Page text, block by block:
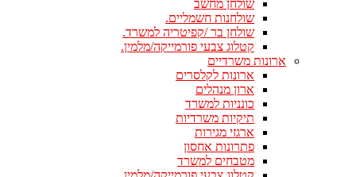
שולחן מחשב
שולחנות חשמליים.
שולחן בר /קפיטריה למשרד.
קטלוג צבעי פורמייקה/מלמין.
ארונות משרדיים
ארונות לקלסרים
ארון מנהלים
כונניות למשרד
תיקיות משרדיות
ארגזי מגירות
פתרונות אחסון
מטבחים למשרד